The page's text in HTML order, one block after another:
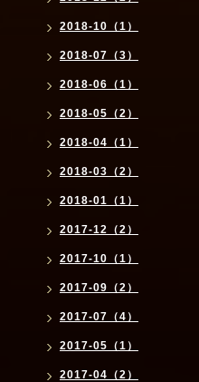
2018-10（1）
2018-07（3）
2018-06（1）
2018-05（2）
2018-04（1）
2018-03（2）
2018-01（1）
2017-12（2）
2017-10（1）
2017-09（2）
2017-07（4）
2017-05（1）
2017-04（2）